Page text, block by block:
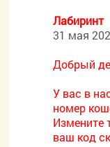
Лабиринт
31 мая
Добрый
У вас в
номер
Измените
ваш код